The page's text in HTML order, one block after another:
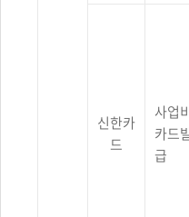
신한카
드
사업
카드
급